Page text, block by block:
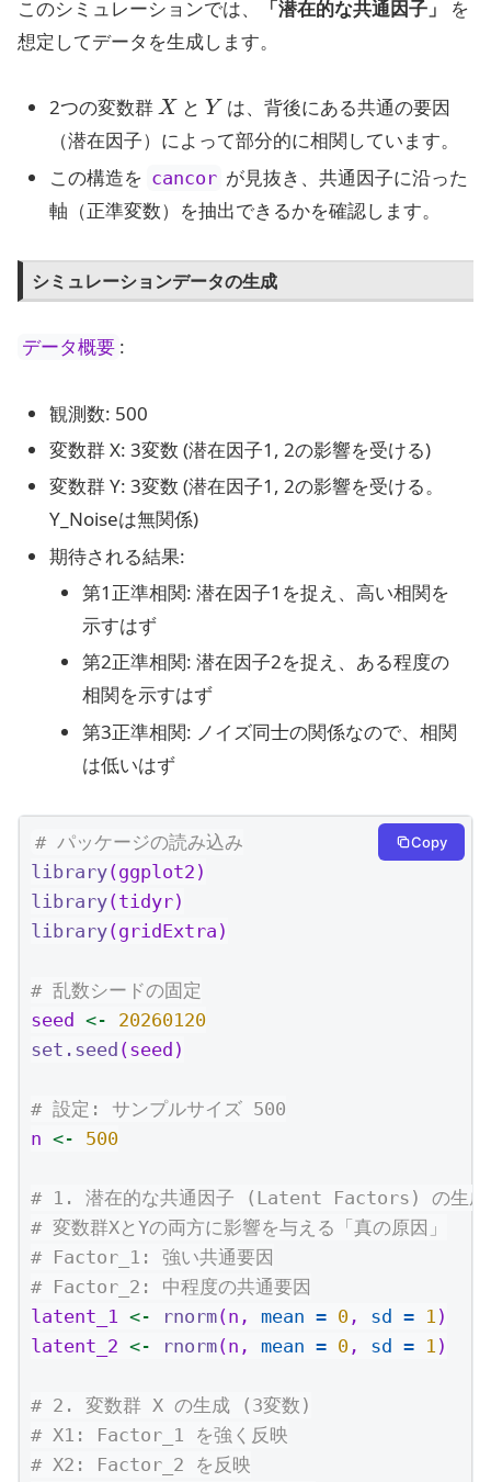
このシミュレーションでは、 「潜在的な共通因子」
を
想定してデータを生成します。
2つの変数群
X
と
Y
は、背後にある共通の要因
（潜在因子）によって部分的に相関しています。
この構造を cancor が見抜き、共通因子に沿った
軸（正準変数）を抽出できるかを確認します。
シミュレーションデータの生成
データ概要 :
観測数: 500
変数群 X: 3変数 (潜在因子1, 2の影響を受ける)
変数群 Y: 3変数 (潜在因子1, 2の影響を受ける。
Y_Noiseは無関係)
期待される結果:
第1正準相関: 潜在因子1を捉え、高い相関を
示すはず
第2正準相関: 潜在因子2を捉え、ある程度の
相関を示すはず
第3正準相関: ノイズ同士の関係なので、相関
は低いはず
# パッケージの読み込み
library(ggplot2)
library(tidyr)
library(gridExtra)
# 乱数シードの固定
seed <-
20260120
set.seed (seed)
# 設定: サンプルサイズ 500
n <- 500
# 1. 潜在的な共通因子 (Latent Factors) の生成
# 変数群XとYの両方に影響を与える「真の原因」
# Factor_1: 強い共通要因
# Factor_2: 中程度の共通要因
latent_1 <- rnorm(n, mean = 0 , sd = 1 )
latent_2 <- rnorm(n, mean = 0 , sd = 1 )
# 2. 変数群 X の生成 (3変数)
# X1: Factor_1 を強く反映
# X2: Factor_2 を反映
Copy